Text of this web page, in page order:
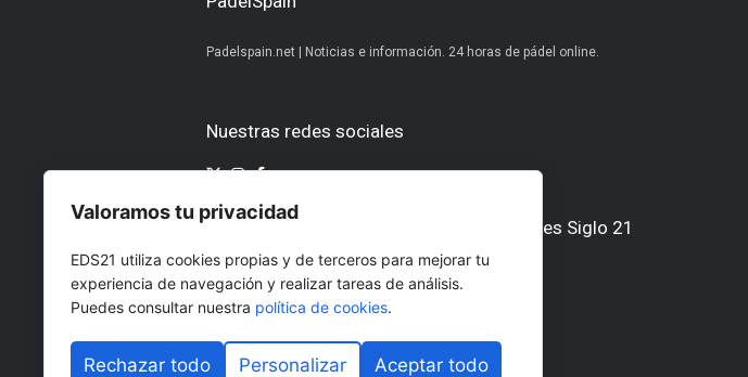
Padelspain.net | Noticias e información. 24 horas de pádel online.
Nuestras redes sociales
Otros medios del Grupo Ediciones Digitales Siglo 21
AltoDirectivo
RRHHDigital
GolfConfidencial
Valoramos tu privacidad
EDS21 utiliza cookies propias y de terceros para mejorar tu
experiencia de navegación y realizar tareas de análisis.
Puedes consultar nuestra política de cookies.
Rechazar todo Personalizar Aceptar todo